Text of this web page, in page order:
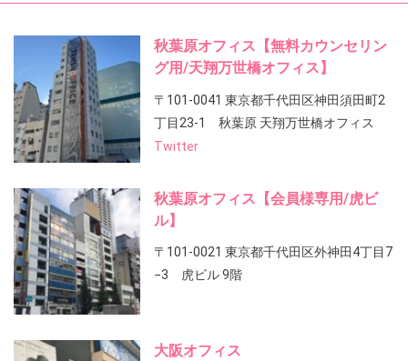
秋葉原オフィス【無料カウンセリン
グ用/天翔万世橋オフィス】
〒101-0041 東京都千代田区神田須田町2
丁目23-1 秋葉原 天翔万世橋オフィス
Twitter
秋葉原オフィス【会員様専用/虎ビ
ル】
〒101-0021 東京都千代田区外神田4丁目7
−3 虎ビル 9階
大阪オフィス